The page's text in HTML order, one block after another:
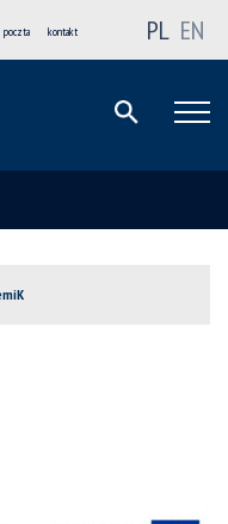
poczta kontakt PL EN